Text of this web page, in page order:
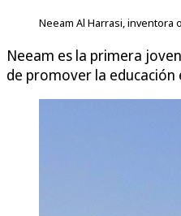
Neeam Al Harrasi, inventora
Neeam es la primera
de promover la